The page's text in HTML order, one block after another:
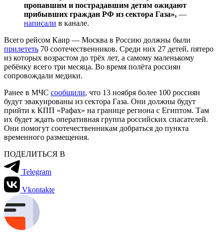
пропавшим и пострадавшим детям ожидают
прибывших граждан РФ из сектора Газа», —
написали в канале.
Всего рейсом Каир — Москва в Россию должны были
прилететь 70 соотечественников. Среди них 27 детей, пятеро
из которых возрастом до трёх лет, а самому маленькому
ребёнку всего три месяца. Во время полёта россиян
сопровождали медики.
Ранее в МЧС сообщили, что 13 ноября более 100 россиян
будут эвакуированы из сектора Газа. Они должны будут
прийти к КПП «Рафах» на границе региона с Египтом. Там
их будет ждать оперативная группа российских спасателей.
Они помогут соотечественникам добраться до пункта
временного размещения.
ПОДЕЛИТЬСЯ В
Telegram
Vkontakte